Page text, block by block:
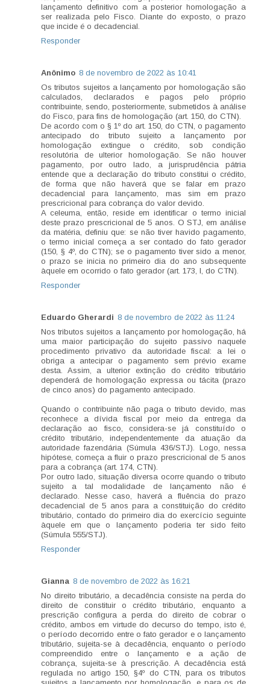
lançamento definitivo com a posterior homologação a
ser realizada pelo Fisco. Diante do exposto, o prazo
que incide é o decadencial.
Responder
Anônimo 8 de novembro de 2022 às 10:41
Os tributos sujeitos a lançamento por homologação são
calculados, declarados e pagos pelo próprio
contribuinte, sendo, posteriormente, submetidos à análise
do Fisco, para fins de homologação (art. 150, do CTN).
De acordo com o § 1º do art. 150, do CTN, o pagamento
antecipado do tributo sujeito a lançamento por
homologação extingue o crédito, sob condição
resolutória de ulterior homologação. Se não houver
pagamento, por outro lado, a jurisprudência pátria
entende que a declaração do tributo constitui o crédito,
de forma que não haverá que se falar em prazo
decadencial para lançamento, mas sim em prazo
prescricional para cobrança do valor devido.
A celeuma, então, reside em identificar o termo inicial
deste prazo prescricional de 5 anos. O STJ, em análise
da matéria, definiu que: se não tiver havido pagamento,
o termo inicial começa a ser contado do fato gerador
(150, § 4º, do CTN); se o pagamento tiver sido a menor,
o prazo se inicia no primeiro dia do ano subsequente
àquele em ocorrido o fato gerador (art. 173, I, do CTN).
Responder
Eduardo Gherardi 8 de novembro de 2022 às 11:24
Nos tributos sujeitos a lançamento por homologação, há
uma maior participação do sujeito passivo naquele
procedimento privativo da autoridade fiscal: a lei o
obriga a antecipar o pagamento sem prévio exame
desta. Assim, a ulterior extinção do crédito tributário
dependerá de homologação expressa ou tácita (prazo
de cinco anos) do pagamento antecipado.
Quando o contribuinte não paga o tributo devido, mas
reconhece a dívida fiscal por meio da entrega da
declaração ao fisco, considera-se já constituído o
crédito tributário, independentemente da atuação da
autoridade fazendária (Súmula 436/STJ). Logo, nessa
hipótese, começa a fluir o prazo prescricional de 5 anos
para a cobrança (art. 174, CTN).
Por outro lado, situação diversa ocorre quando o tributo
sujeito a tal modalidade de lançamento não é
declarado. Nesse caso, haverá a fluência do prazo
decadencial de 5 anos para a constituição do crédito
tributário, contado do primeiro dia do exercício seguinte
àquele em que o lançamento poderia ter sido feito
(Súmula 555/STJ).
Responder
Gianna 8 de novembro de 2022 às 16:21
No direito tributário, a decadência consiste na perda do
direito de constituir o crédito tributário, enquanto a
prescrição configura a perda do direito de cobrar o
crédito, ambos em virtude do decurso do tempo, isto é,
o período decorrido entre o fato gerador e o lançamento
tributário, sujeita-se à decadência, enquanto o período
compreendido entre o lançamento e a ação de
cobrança, sujeita-se à prescrição. A decadência está
regulada no artigo 150, §4º do CTN, para os tributos